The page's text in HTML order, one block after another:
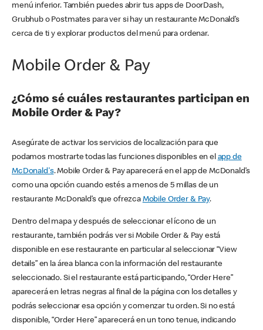
menú inferior. También puedes abrir tus apps de DoorDash,
Grubhub o Postmates para ver si hay un restaurante McDonald’s
cerca de ti y explorar productos del menú para ordenar.
Mobile Order & Pay
¿Cómo sé cuáles restaurantes participan en
Mobile Order & Pay?
Asegúrate de activar los servicios de localización para que
podamos mostrarte todas las funciones disponibles en el app de
McDonald's. Mobile Order & Pay aparecerá en el app de McDonald’s
como una opción cuando estés a menos de 5 millas de un
restaurante McDonald’s que ofrezca Mobile Order & Pay.
Dentro del mapa y después de seleccionar el ícono de un
restaurante, también podrás ver si Mobile Order & Pay está
disponible en ese restaurante en particular al seleccionar “View
details” en la área blanca con la información del restaurante
seleccionado. Si el restaurante está participando, “Order Here”
aparecerá en letras negras al final de la página con los detalles y
podrás seleccionar esa opción y comenzar tu orden. Si no está
disponible, “Order Here” aparecerá en un tono tenue, indicando